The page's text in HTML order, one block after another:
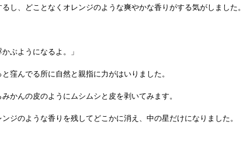
し、どことなくオレンジのような爽やかな香りがする気がしました
ぶようになるよ。」
窪んでる所に自然と親指に力がはいりました。
かんの皮のようにムシムシと皮を剥いてみます。
ジのような香りを残してどこかに消え、中の星だけになりました。